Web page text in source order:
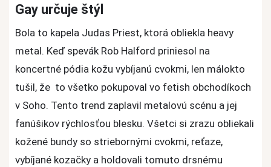
Gay určuje štýl
Bola to kapela Judas Priest, ktorá obliekla heavy
metal. Keď spevák Rob Halford priniesol na
koncertné pódia kožu vybíjanú cvokmi, len málokto
tušil, že to všetko pokupoval vo fetish obchodíkoch
v Soho. Tento trend zaplavil metalovú scénu a jej
fanúšikov rýchlosťou blesku. Všetci si zrazu obliekali
kožené bundy so striebornými cvokmi, reťaze,
vybíjané kozačky a holdovali tomuto drsnému